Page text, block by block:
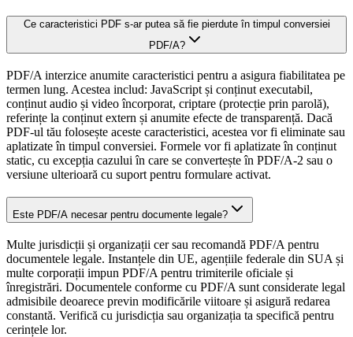
Ce caracteristici PDF s-ar putea să fie pierdute în timpul conversiei
PDF/A?
PDF/A interzice anumite caracteristici pentru a asigura fiabilitatea pe
termen lung. Acestea includ: JavaScript și conținut executabil,
conținut audio și video încorporat, criptare (protecție prin parolă),
referințe la conținut extern și anumite efecte de transparență. Dacă
PDF-ul tău folosește aceste caracteristici, acestea vor fi eliminate sau
aplatizate în timpul conversiei. Formele vor fi aplatizate în conținut
static, cu excepția cazului în care se convertește în PDF/A-2 sau o
versiune ulterioară cu suport pentru formulare activat.
Este PDF/A necesar pentru documente legale?
Multe jurisdicții și organizații cer sau recomandă PDF/A pentru
documentele legale. Instanțele din UE, agențiile federale din SUA și
multe corporații impun PDF/A pentru trimiterile oficiale și
înregistrări. Documentele conforme cu PDF/A sunt considerate legal
admisibile deoarece previn modificările viitoare și asigură redarea
constantă. Verifică cu jurisdicția sau organizația ta specifică pentru
cerințele lor.